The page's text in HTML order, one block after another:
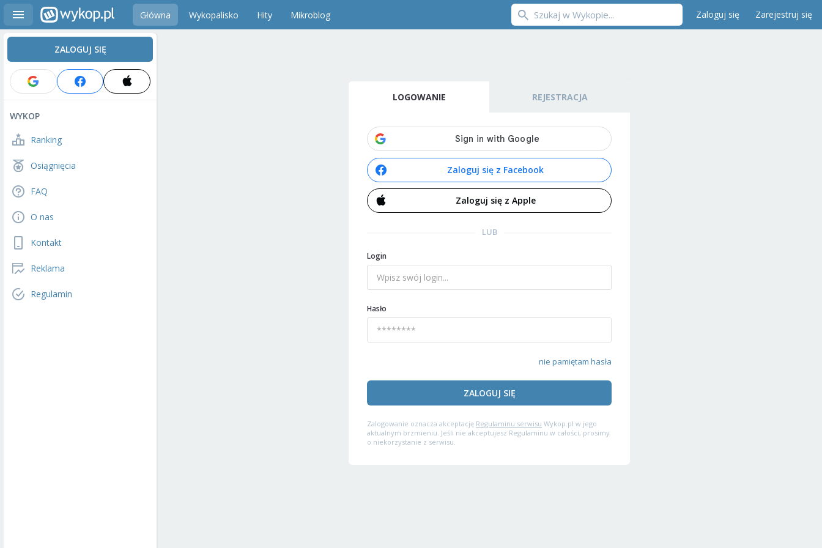
Główna Wykopalisko Hity Mikroblog Zaloguj się Zarejestruj się
ZALOGUJ SIĘ
WYKOP
Ranking
Osiągnięcia
FAQ
O nas
Kontakt
Reklama
Regulamin
LOGOWANIE REJESTRACJA
Zaloguj się z Facebook
Zaloguj się z Apple
LUB
Login
Hasło
nie pamiętam hasła
ZALOGUJ SIĘ
Zalogowanie oznacza akceptację Regulaminu serwisu Wykop.pl w jego
aktualnym brzmieniu. Jeśli nie akceptujesz Regulaminu w całości, prosimy
o niekorzystanie z serwisu.